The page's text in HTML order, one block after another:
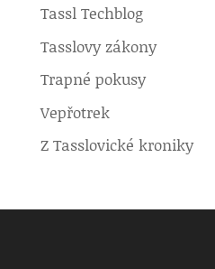
Tassl Techblog
Tasslovy zákony
Trapné pokusy
Vepřotrek
Z Tasslovické kroniky